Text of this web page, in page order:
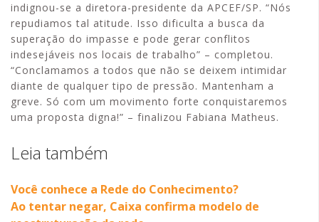
indignou-se a diretora-presidente da APCEF/SP. “Nós
repudiamos tal atitude. Isso dificulta a busca da
superação do impasse e pode gerar conflitos
indesejáveis nos locais de trabalho” – completou.
“Conclamamos a todos que não se deixem intimidar
diante de qualquer tipo de pressão. Mantenham a
greve. Só com um movimento forte conquistaremos
uma proposta digna!” – finalizou Fabiana Matheus.
Leia também
Você conhece a Rede do Conhecimento?
Ao tentar negar, Caixa confirma modelo de